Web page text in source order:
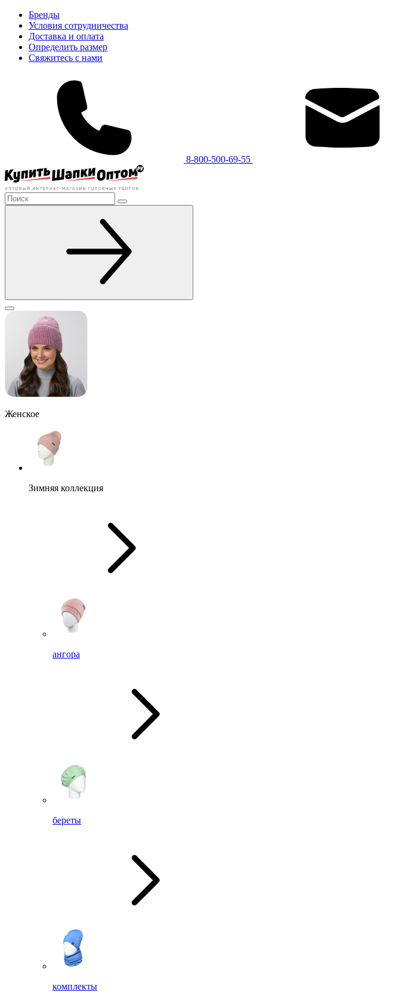
Бренды
Условия сотрудничества
Доставка и оплата
Определить размер
Свяжитесь с нами
8-800-500-69-55
Женское
Зимняя коллекция
ангора
береты
комплекты